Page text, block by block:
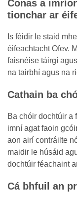
Conas a
tionchar ar
Is féidir le staid
éifeachtacht Ofev.
faisnéise táirgí
na tairbhí agus na
Cathain ba
Ba chóir dochtúir a
imní agat faoin
aon airí contráilte
maidir le húsáid
dochtúir féachaint
Cá bhfuil an